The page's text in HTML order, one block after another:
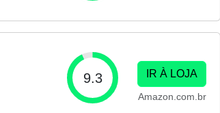
9.3 IR À LOJA
Amazon.com.br